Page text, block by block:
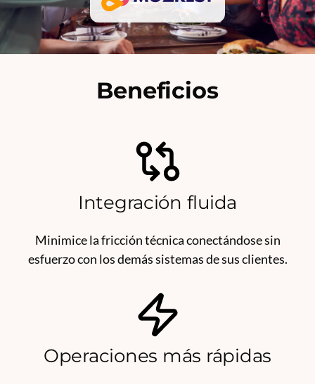
Beneficios
Integración fluida
Minimice la fricción técnica conectándose sin
esfuerzo con los demás sistemas de sus clientes.
Operaciones más rápidas